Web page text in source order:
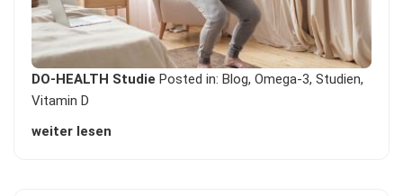
DO-HEALTH Studie Posted in: Blog,Omega-3,Studien,
Vitamin D
weiter lesen